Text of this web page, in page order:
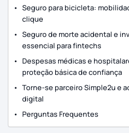
Seguro para bicicleta:
clique
Seguro de morte acidental e
essencial para fintechs
Despesas médicas e
proteção básica de confiança
Torne-se parceiro Simple2u e
digital
Perguntas Frequentes